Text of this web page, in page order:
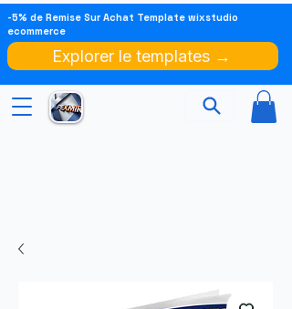
-5% de Remise Sur Achat Template wixstudio
ecommerce
Explorer le templates →